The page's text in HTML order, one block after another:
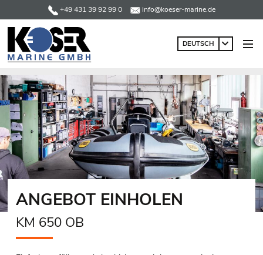
+49 431 39 92 99 0 info@koeser-marine.de
DEUTSCH
ANGEBOT EINHOLEN
KM 650 OB